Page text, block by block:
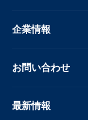
企業情報
お問い合わせ
最新情報